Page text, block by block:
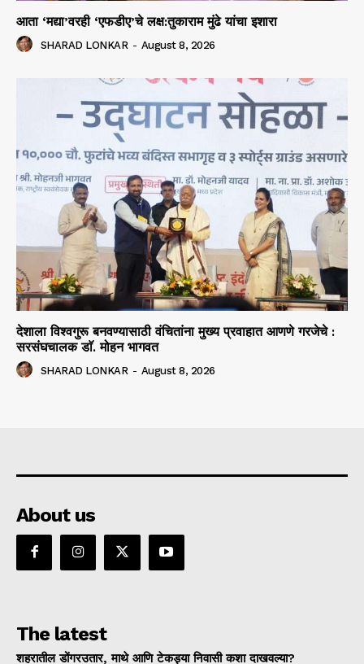
आता ‘मद्या’वरही ‘एफडीए’चे लक्ष:तुकाराम मुंढे यांचा इशारा
SHARAD LONKAR - August 8, 2026
देशाला विश्वगुरू बनवण्यासाठी वंचितांना मुख्य प्रवाहात आणणे गरजेचे :
सरसंघचालक डाॅ. मोहन भागवत
SHARAD LONKAR - August 8, 2026
About us
The latest
शहरातील डोंगरउतार, माथे आणि टेकड्या निवासी कशा दाखवल्या?